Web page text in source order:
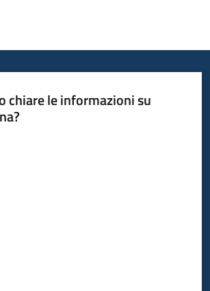
chiare le informazioni su